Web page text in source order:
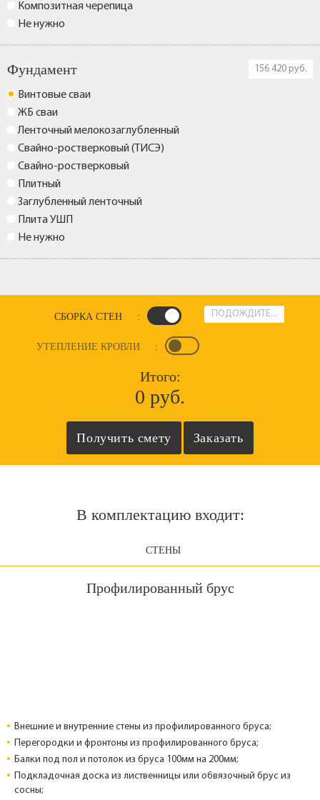
Композитная черепица
Не нужно
Фундамент 156 420 руб.
Винтовые сваи
ЖБ сваи
Ленточный мелокозаглубленный
Свайно-ростверковый (ТИСЭ)
Свайно-ростверковый
Плитный
Заглубленный ленточный
Плита УШП
Не нужно
ПОДОЖДИТЕ...
СБОРКА СТЕН :
УТЕПЛЕНИЕ КРОВЛИ :
Итого:
0 руб.
В комплектацию входит:
СТЕНЫ
Профилированный брус
Внешние и внутренние стены из профилированного бруса;
Перегородки и фронтоны из профилированного бруса;
Балки под пол и потолок из бруса 100мм на 200мм;
Подкладочная доска из лиственницы или обвязочный брус из
сосны;